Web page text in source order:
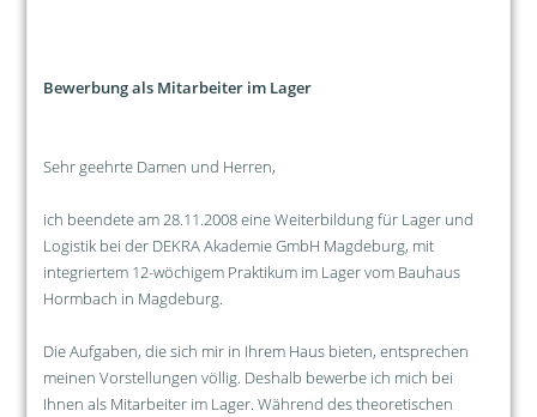
Bewerbung als Mitarbeiter im Lager
Sehr geehrte Damen und Herren,
ich beendete am 28.11.2008 eine Weiterbildung für Lager und
Logistik bei der DEKRA Akademie GmbH Magdeburg, mit
integriertem 12-wöchigem Praktikum im Lager vom Bauhaus
Hormbach in Magdeburg.
Die Aufgaben, die sich mir in Ihrem Haus bieten, entsprechen
meinen Vorstellungen völlig. Deshalb bewerbe ich mich bei
Ihnen als Mitarbeiter im Lager. Während des theoretischen